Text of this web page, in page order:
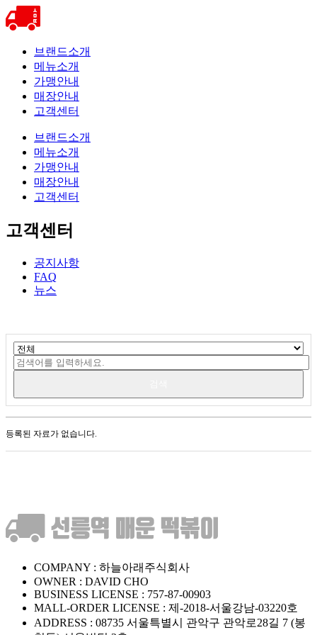
브랜드소개
메뉴소개
가맹안내
매장안내
고객센터
브랜드소개
메뉴소개
가맹안내
매장안내
고객센터
고객센터
공지사항
FAQ
뉴스
등록된 자료가 없습니다.
COMPANY : 하늘아래주식회사
OWNER : DAVID CHO
BUSINESS LICENSE : 757-87-00903
MALL-ORDER LICENSE : 제-2018-서울강남-03220호
ADDRESS : 08735 서울특별시 관악구 관악로28길 7 (봉